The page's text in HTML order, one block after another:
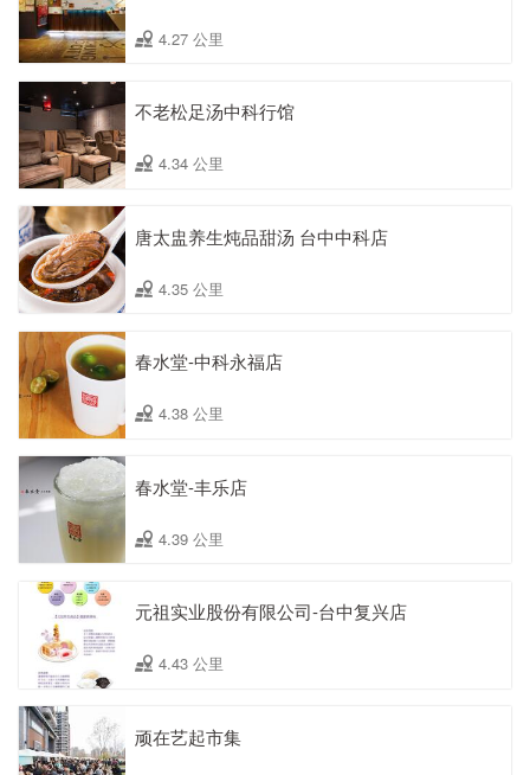
4.27 公里
不老松足汤中科行馆
4.34 公里
唐太盅养生炖品甜汤 台中中科店
4.35 公里
春水堂-中科永福店
4.38 公里
春水堂-丰乐店
4.39 公里
元祖实业股份有限公司-台中复兴店
4.43 公里
顽在艺起市集